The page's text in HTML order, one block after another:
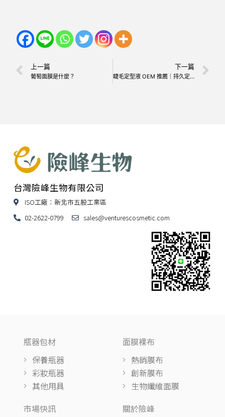
上一篇
葡萄面膜是什麼？
下一篇
睫毛定型液 OEM 推薦｜持久定型 × 睫毛養護一次完成，打造品牌熱銷睫毛雨衣產品
台灣險峰生物有限公司
ISO工廠：新北市五股工業區
02-2622-0799
sales@venturescosmetic.com
瓶器包材
保養瓶器
彩妝瓶器
其他用具
面膜裸布
熱銷膜布
創新膜布
生物纖維面膜
市場快訊
關於險峰